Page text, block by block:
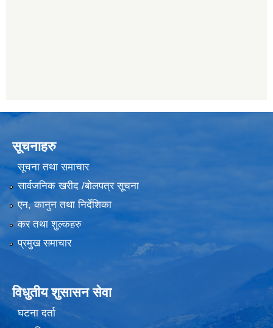
सूचनाहरु
सूचना तथा समाचार
सार्वजनिक खरीद /बोलपत्र सूचना
एन, कानुन तथा निर्देशिका
कर तथा शुल्कहरु
प्रमुख समाचार
विधुतीय शुसासन सेवा
घटना दर्ता